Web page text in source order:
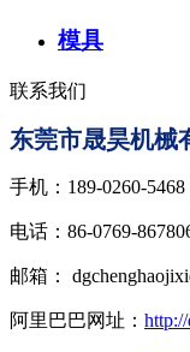
模具
联系我们
东莞市晟昊机械
手机：189-0260-5468
电话：86-0769-
邮箱：
阿里巴巴网址：